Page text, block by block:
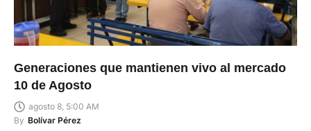
Generaciones que mantienen vivo al mercado
10 de Agosto
agosto 8, 5:00 AM
By Bolívar Pérez